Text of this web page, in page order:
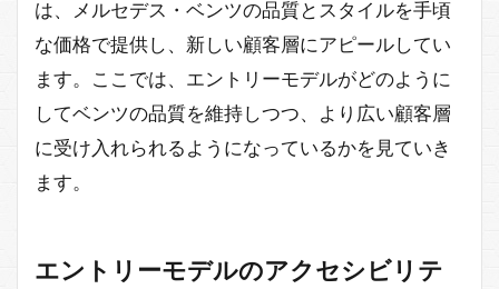
は、メルセデス・ベンツの品質とスタイルを手頃
な価格で提供し、新しい顧客層にアピールしてい
ます。ここでは、エントリーモデルがどのように
してベンツの品質を維持しつつ、より広い顧客層
に受け入れられるようになっているかを見ていき
ます。
エントリーモデルのアクセシビリテ